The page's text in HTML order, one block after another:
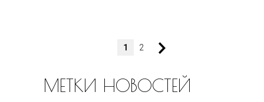
1 2
МЕТКИ НОВОСТЕЙ